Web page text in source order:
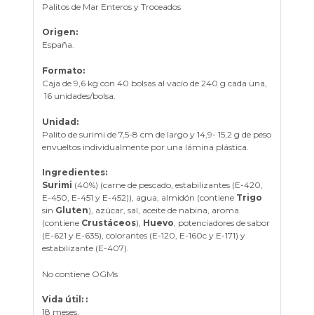
Palitos de Mar Enteros y Troceados
Origen:
España.
Formato:
Caja de 9,6 kg con 40 bolsas al vacío de 240 g cada una,
16 unidades/bolsa.
Unidad:
Palito de surimi de 7,5-8 cm de largo y 14,9- 15,2 g de peso
envueltos individualmente por una lámina plástica.
Ingredientes:
Surimi (40%) (carne de pescado, estabilizantes (E-420,
E-450, E-451 y E-452)), agua, almidón (contiene Trigo
sin Gluten), azúcar, sal, aceite de nabina, aroma
(contiene Crustáceos), Huevo, potenciadores de sabor
(E-621 y E-635), colorantes (E-120, E-160c y E-171) y
estabilizante (E-407).
No contiene OGMs
Vida útil: :
18 meses.